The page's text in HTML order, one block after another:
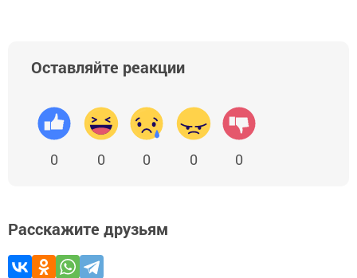
Оставляйте реакции
0 0 0 0 0
Расскажите друзьям